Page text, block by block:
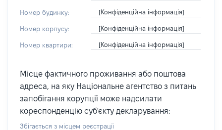
Номер будинку: [Конфіденційна інформація]
Номер корпусу: [Конфіденційна інформація]
Номер квартири: [Конфіденційна інформація]
Місце фактичного проживання або поштова
адреса, на яку Національне агентство з питань
запобігання корупції може надсилати
кореспонденцію суб'єкту декларування:
Збігається з місцем реєстрації